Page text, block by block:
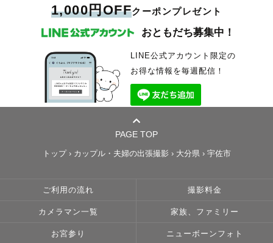
1,000円OFFクーポンプレゼント
おともだち募集中！
LINE公式アカウント限定の
お得な情報を毎週配信！
PAGE TOP
トップ› カップル・夫婦の出張撮影 › 大分県› 宇佐市
ご利用の流れ 撮影料金
カメラマン一覧 家族、ファミリー
お宮参り ニューボーンフォト